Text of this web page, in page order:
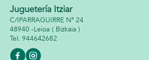
Juguetería Itziar
C/IPARRAGUIRRE Nº 24
48940 -Leioa ( Bizkaia )
944642682